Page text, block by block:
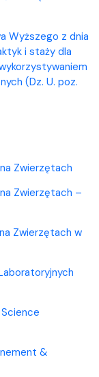
Wyższego z dnia
i staży dla
(Dz. U. poz.
Zwierzętach
Zwierzętach –
Zwierzętach w
&